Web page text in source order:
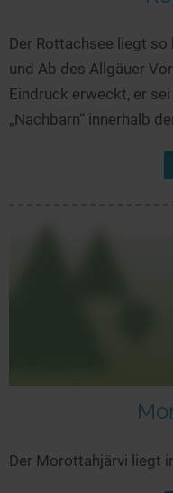
Der Rottachsee liegt
und Ab des Allgäuer
Eindruck erweckt, er
„Nachbarn“ innerhalb
Der Morottahjärvi liegt